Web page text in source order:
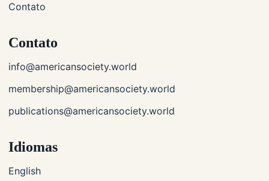
Contato
Contato
info@americansociety.world
membership@americansociety.world
publications@americansociety.world
Idiomas
English